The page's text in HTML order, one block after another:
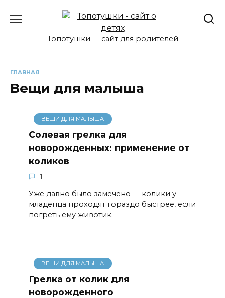
Топотушки — сайт для родителей
ГЛАВНАЯ
Вещи для малыша
ВЕЩИ ДЛЯ МАЛЫША
Солевая грелка для
новорожденных: применение от
коликов
1
Уже давно было замечено — колики у
младенца проходят гораздо быстрее, если
погреть ему животик.
ВЕЩИ ДЛЯ МАЛЫША
Грелка от колик для
новорожденного